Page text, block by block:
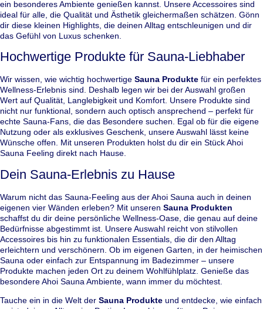
ein besonderes Ambiente genießen kannst. Unsere Accessoires sind
ideal für alle, die Qualität und Ästhetik gleichermaßen schätzen. Gönn
dir diese kleinen Highlights, die deinen Alltag entschleunigen und dir
das Gefühl von Luxus schenken.
Hochwertige Produkte für Sauna-Liebhaber
Wir wissen, wie wichtig hochwertige Sauna Produkte für ein perfektes
Wellness-Erlebnis sind. Deshalb legen wir bei der Auswahl großen
Wert auf Qualität, Langlebigkeit und Komfort. Unsere Produkte sind
nicht nur funktional, sondern auch optisch ansprechend – perfekt für
echte Sauna-Fans, die das Besondere suchen. Egal ob für die eigene
Nutzung oder als exklusives Geschenk, unsere Auswahl lässt keine
Wünsche offen. Mit unseren Produkten holst du dir ein Stück Ahoi
Sauna Feeling direkt nach Hause.
Dein Sauna-Erlebnis zu Hause
Warum nicht das Sauna-Feeling aus der Ahoi Sauna auch in deinen
eigenen vier Wänden erleben? Mit unseren Sauna Produkten
schaffst du dir deine persönliche Wellness-Oase, die genau auf deine
Bedürfnisse abgestimmt ist. Unsere Auswahl reicht von stilvollen
Accessoires bis hin zu funktionalen Essentials, die dir den Alltag
erleichtern und verschönern. Ob im eigenen Garten, in der heimischen
Sauna oder einfach zur Entspannung im Badezimmer – unsere
Produkte machen jeden Ort zu deinem Wohlfühlplatz. Genieße das
besondere Ahoi Sauna Ambiente, wann immer du möchtest.
Tauche ein in die Welt der Sauna Produkte und entdecke, wie einfach